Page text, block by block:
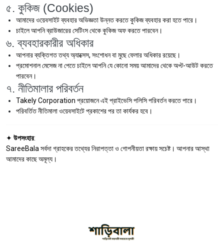
৫. কুকিজ (Cookies)
আমাদের ওয়েবসাইট ব্যবহার অভিজ্ঞতা উন্নত করতে কুকিজ ব্যবহার করা হতে পারে।
চাইলে আপনি ব্রাউজারের সেটিংস থেকে কুকিজ অফ করতে পারবেন।
৬. ব্যবহারকারীর অধিকার
আপনার ব্যক্তিগত তথ্য অ্যাক্সেস, সংশোধন বা মুছে ফেলার অধিকার রয়েছে।
প্রমোশনাল মেসেজ না পেতে চাইলে আপনি যে কোনো সময় আমাদের থেকে অপ্ট-আউট করতে
পারবেন।
৭. নীতিমালার পরিবর্তন
Takely Corporation প্রয়োজনে এই প্রাইভেসি পলিসি পরিবর্তন করতে পারে।
পরিবর্তিত নীতিমালা ওয়েবসাইটে প্রকাশের পর তা কার্যকর হবে।
✦ উপসংহার:
SareeBala সর্বদা গ্রাহকের তথ্যের নিরাপত্তা ও গোপনীয়তা রক্ষায় সচেষ্ট। আপনার আস্থা
আমাদের কাছে অমূল্য।